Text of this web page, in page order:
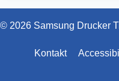
© 2026 Samsung Drucker
Kontakt